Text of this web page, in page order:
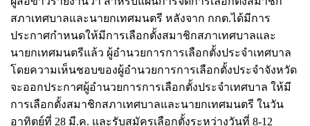
สภาเทศบาลและนายกเทศมนตรี หลังจาก กกต.ได้มีการ
ประกาศกำหนดให้มีการเลือกตั้งสมาชิกสภาเทศบาลและ
นายกเทศมนตรีแล้ว ผู้อำนวยการการเลือกตั้งประจำเทศบาล
โดยความเห็นชอบของผู้อำนวยการการเลือกตั้งประจำจังหวัด
จะออกประกาศผู้อำนวยการการเลือกตั้งประจำเทศบาล ให้มี
การเลือกตั้งสมาชิกสภาเทศบาลและนายกเทศมนตรี ในวัน
อาทิตย์ที่ 28 มี.ค. และรับสมัครเลือกตั้งระหว่างวันที่ 8-12